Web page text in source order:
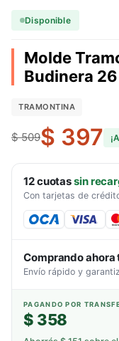
Disponible
Molde
Budinera
TRAMONTINA
$ 509$ 397
12cuotassin
Con tarjetas de
Comprando ahora
Envío rápido y
PAGANDO POR
$ 358